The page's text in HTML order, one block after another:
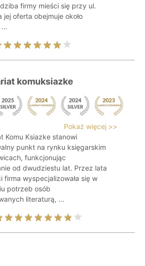
firmy mieści się przy ul.
jej oferta obejmuje około
komuksiazke
Pokaż więcej >>
Komu Ksiazke stanowi
punkt na rynku księgarskim
funkcjonując
od dwudziestu lat. Przez lata
firma wyspecjalizowała się w
potrzeb osób
literaturą, ...